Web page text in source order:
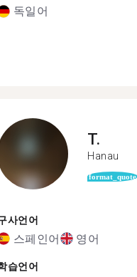
독일어
T.
Hanau
format_quote
사언어
스페인어 영어
습언어